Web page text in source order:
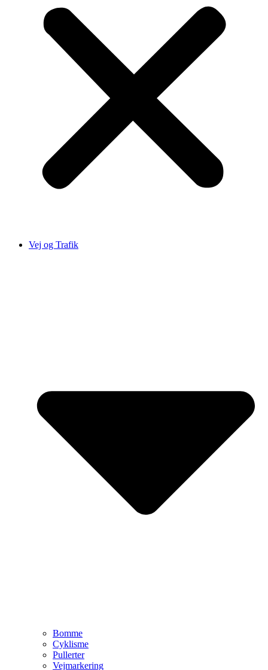
Vej og Trafik
Bomme
Cyklisme
Pullerter
Vejmarkering